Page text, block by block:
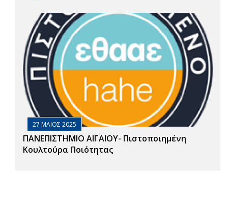
27 ΜΑΙΟΣ 2025
ΠΑΝΕΠΙΣΤΗΜΙΟ ΑΙΓΑΙΟΥ- Πιστοποιημένη
Κουλτούρα Ποιότητας